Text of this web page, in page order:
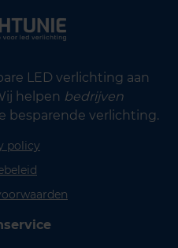
LED verlichting aan
helpen bedrijven
besparende verlichting.
policy